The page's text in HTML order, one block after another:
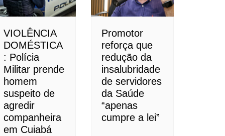
VIOLÊNCIA
DOMÉSTICA
: Polícia
Militar prende
homem
suspeito de
agredir
companheira
em Cuiabá
Promotor
reforça que
redução da
insalubridade
de servidores
da Saúde
“apenas
cumpre a lei”